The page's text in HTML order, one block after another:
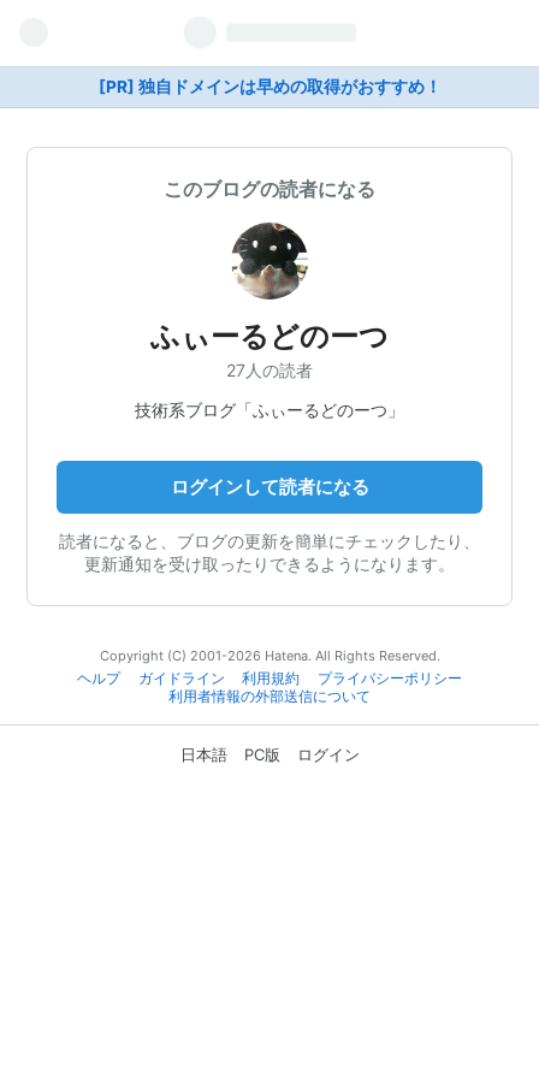
[PR] 独自ドメインは早めの取得がおすすめ！
このブログの読者になる
ふぃーるどのーつ
27人の読者
技術系ブログ「ふぃーるどのーつ」
ログインして読者になる
読者になると、ブログの更新を簡単にチェックしたり、
更新通知を受け取ったりできるようになります。
Copyright (C) 2001-2026 Hatena. All Rights Reserved.
ヘルプ
ガイドライン 利用規約
プライバシーポリシー
利用者情報の外部送信について
日本語 PC版 ログイン